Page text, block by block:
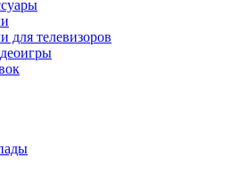
для телевизоров